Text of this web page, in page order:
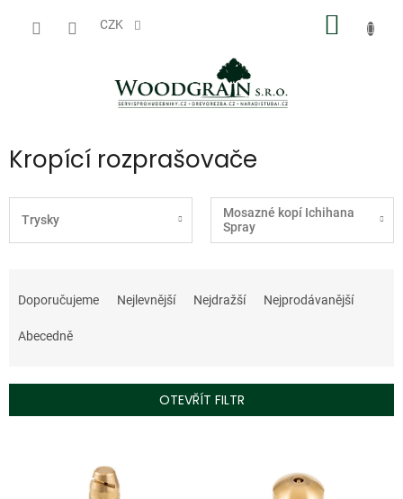
CZK
Kropící rozprašovače
Trysky
Mosazné kopí Ichihana
Spray
a
e
í
r
Doporučujeme Nejlevnější Nejdražší Nejprodávanější
Abecedně
OTEVŘÍT FILTR